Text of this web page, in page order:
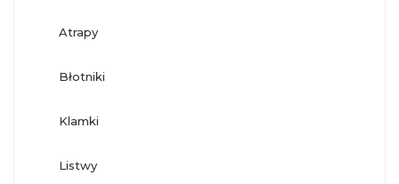
atrapy
błotniki
klamki
listwy